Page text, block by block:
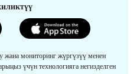
мониторинг жүргүзүү менен
үчүн технологияга негизделген